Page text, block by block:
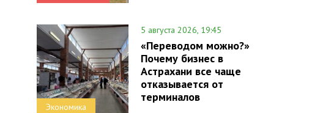
Экономика
5 августа 2026, 19:45
«Переводом можно?»
Почему бизнес в
Астрахани все чаще
отказывается от
терминалов